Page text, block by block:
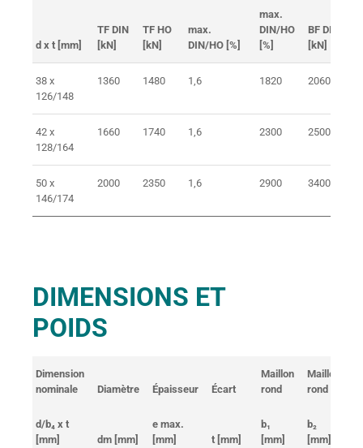
d x t [mm]
TF DIN
[kN]
TF HO
[kN]
max.
DIN/HO [%]
max.
DIN/HO
[%]
BF DIN
[kN]
38 x
126/148
1360 1480 1,6 1820 2060
42 x
128/164
1660 1740 1,6 2300 2500
50 x
146/174
2000 2350 1,6 2900 3400
DIMENSIONS ET
POIDS
Dimension
nominale
Diamètre Épaisseur Écart
Maillon
rond
Maillon
rond
d/b₄ x t
[mm]
dm [mm]
e max.
[mm]
t [mm]
b₁
[mm]
b₂
[mm]